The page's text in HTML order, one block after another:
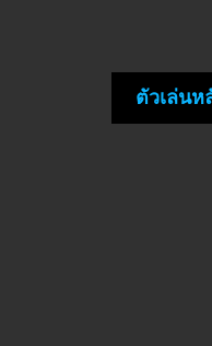
ตัวเล่นห